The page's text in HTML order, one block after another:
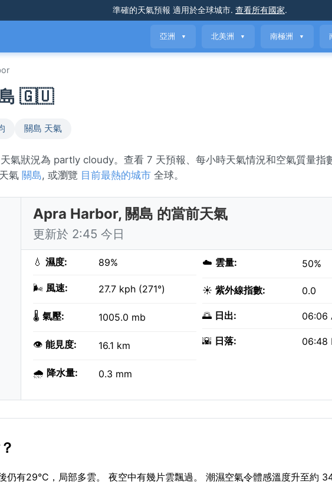
準確的天氣預報 適用於全球城市. 查看所有國家.
亞洲 ▼ 北美洲 ▼ 南極洲 ▼
島 🇬🇺
關島 天氣
氣狀況為 partly cloudy。查看 7 天預報、每小時天氣情況和空氣質量指
氣 關島, 或瀏覽 目前最熱的城市 全球。
Apra Harbor, 關島 的當前天氣
更新於 2:45 今日
💧 濕度: 89%
🌬️ 風速: 27.7 kph (271°)
🌡️ 氣壓: 1005.0 mb
👁️ 能見度: 16.1 km
🌧️ 降水量: 0.3 mm
☁️ 雲量: 50%
☀️ 紫外線指數: 0.0
🌅 日出: 06:06
🌇 日落: 06:48
有29°C，局部多雲。 夜空中有幾片雲飄過。 潮濕空氣令體感溫度升至約